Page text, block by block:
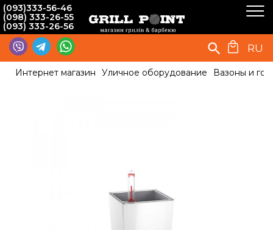
(093)333-56-46
(098) 333-26-55
(093) 333-26-56
RU
Интернет магазин Уличное оборудование Вазоны и